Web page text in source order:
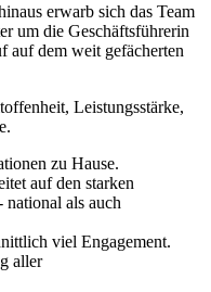
erwarb sich das Team
um die Geschäftsführerin
auf dem weit gefächerten
Leistungsstärke,
zu Hause.
auf den starken
national als auch
viel Engagement.
aller